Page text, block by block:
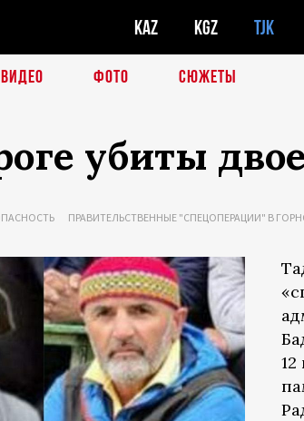
KAZ KGZ TJK
ВИДЕО ФОТО СЮЖЕТЫ
убиты
ПРАВИТЕЛЬСТВЕННЫЕ "СПЕЦОПЕРАЦИИ" В